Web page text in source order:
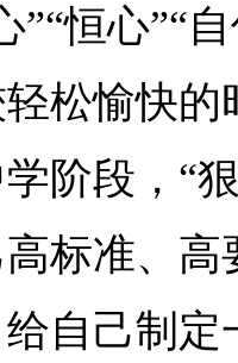
恒心”“
松愉快的
阶段，“
标准、
自己制